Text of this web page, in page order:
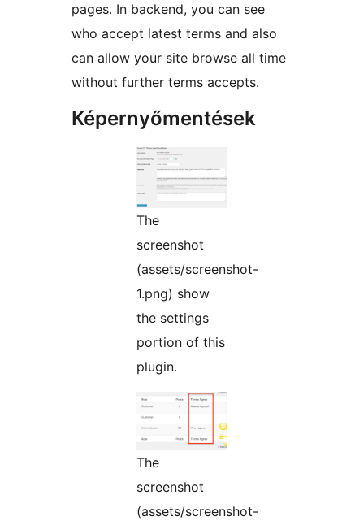
pages. In backend, you can see
who accept latest terms and also
can allow your site browse all time
without further terms accepts.
Képernyőmentések
The
screenshot
(assets/screenshot-
1.png) show
the settings
portion of this
plugin.
The
screenshot
(assets/screenshot-